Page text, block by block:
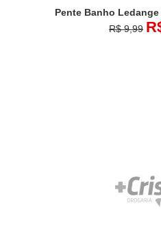
Pente Banho Ledange
R$ 9,99